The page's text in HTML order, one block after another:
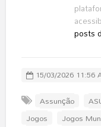
posts
15/03/2026 11:56
Assunção
Jogos
Jogos